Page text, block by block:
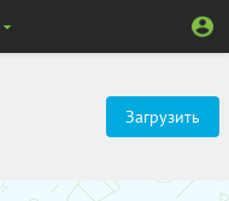
Загрузить